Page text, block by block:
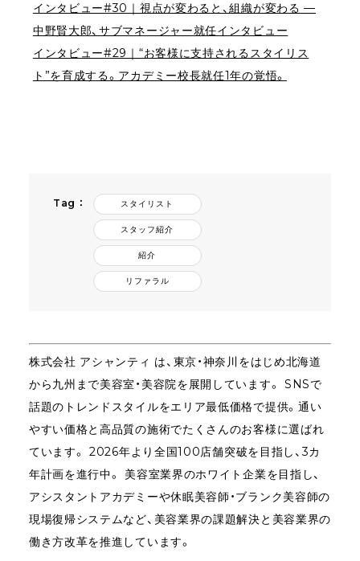
インタビュー#30｜視点が変わると、組織が変わる —
中野賢大郎、サブマネージャー就任インタビュー
インタビュー#29｜“お客様に支持されるスタイリス
ト”を育成する。アカデミー校長就任1年の覚悟。
Tag ： スタイリスト
スタッフ紹介
紹介
リファラル
株式会社 アシャンティ は、東京・神奈川をはじめ北海道
から九州まで美容室・美容院を展開しています。 SNSで
話題のトレンドスタイルをエリア最低価格で提供。通い
やすい価格と高品質の施術でたくさんのお客様に選ばれ
ています。 2026年より全国100店舗突破を目指し、3カ
年計画を進行中。 美容室業界のホワイト企業を目指し、
アシスタントアカデミーや休眠美容師・ブランク美容師の
現場復帰システムなど、美容業界の課題解決と美容業界の
働き方改革を推進しています。